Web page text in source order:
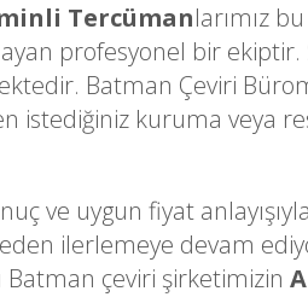
Tercümanlarımız
profesyonel bir ekiptir.
Batman Çeviri
istediğiniz kuruma veya
ve uygun fiyat
ilerlemeye devam
Batman çeviri şirketimizin